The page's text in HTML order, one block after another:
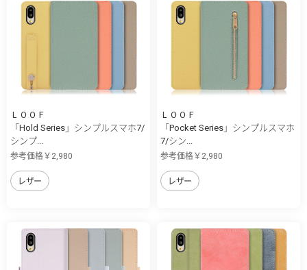
ＬＯＯＦ
「Hold Series」シンプルスマホ7/
シンプ...
参考価格￥2,980
レザー
ＬＯＯＦ
「Pocket Series」シンプルスマホ
7/シン...
参考価格￥2,980
レザー